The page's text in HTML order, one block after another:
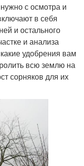
с осмотра и
в себя
и остального
и анализа
удобрения вам
всю землю на
сорняков для их